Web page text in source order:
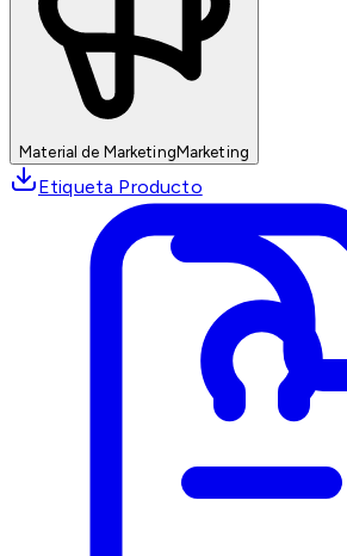
Material de MarketingMarketing
Etiqueta Producto